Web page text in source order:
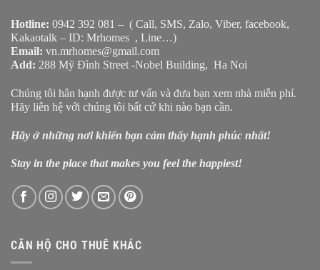
Hotline: 0942 392 081 – ( Call, SMS, Zalo, Viber, facebook,
Kakaotalk – ID: Mrhomes , Line…)
Email: vn.mrhomes@gmail.com
Add: 288 Mỹ Đình Street -Nobel Building, Ha Noi
Chúng tôi hân hạnh được tư vấn và đưa bạn xem nhà miễn phí.
Hãy liên hệ với chúng tôi bất cứ khi nào bạn cần.
Hãy ở những nơi khiến bạn cảm thấy hạnh phúc nhất!
Stay in the place that makes you feel the happiest!
CĂN HỘ CHO THUÊ KHÁC